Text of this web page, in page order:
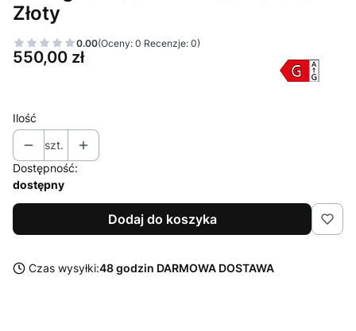
Złoty
0.00(Oceny: 0 Recenzje: 0)
Cena
550,00 zł
Ilość
szt.
Dostępność:
dostępny
Dodaj do koszyka
Czas wysyłki:48 godzin DARMOWA DOSTAWA